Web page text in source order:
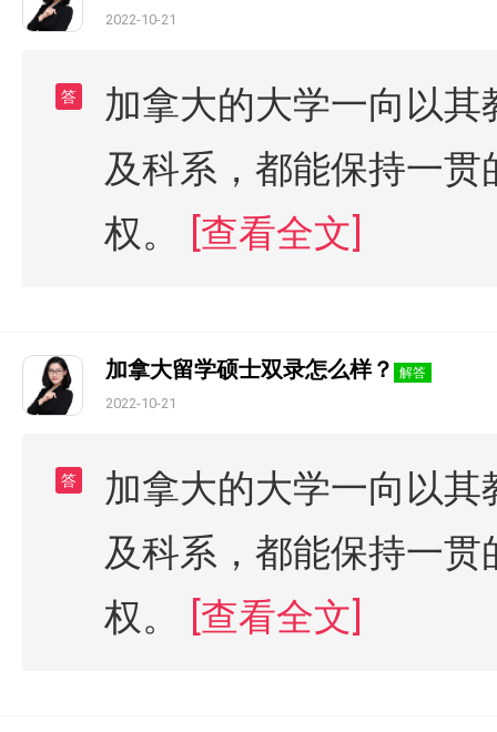
2022-10-21
答
加拿大的大学一向以
及科系，都能保持一
权。
[查看全文]
加拿大留学硕士双录怎么样？ 解答
2022-10-21
答
加拿大的大学一向以
及科系，都能保持一
权。
[查看全文]